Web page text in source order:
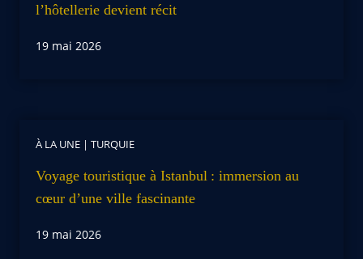
l’hôtellerie devient récit
19 mai 2026
À LA UNE | TURQUIE
Voyage touristique à Istanbul : immersion au
cœur d’une ville fascinante
19 mai 2026